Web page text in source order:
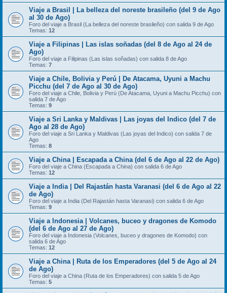
Viaje a Brasil | La belleza del noreste brasileño (del 9 de Ago
al 30 de Ago)
Foro del viaje a Brasil (La belleza del noreste brasileño) con salida 9 de Ago
Temas: 12
Viaje a Filipinas | Las islas soñadas (del 8 de Ago al 24 de
Ago)
Foro del viaje a Filipinas (Las islas soñadas) con salida 8 de Ago
Temas: 7
Viaje a Chile, Bolivia y Perú | De Atacama, Uyuni a Machu
Picchu (del 7 de Ago al 30 de Ago)
Foro del viaje a Chile, Bolivia y Perú (De Atacama, Uyuni a Machu Picchu) con
salida 7 de Ago
Temas: 9
Viaje a Sri Lanka y Maldivas | Las joyas del Indico (del 7 de
Ago al 28 de Ago)
Foro del viaje a Sri Lanka y Maldivas (Las joyas del Indico) con salida 7 de
Ago
Temas: 8
Viaje a China | Escapada a China (del 6 de Ago al 22 de Ago)
Foro del viaje a China (Escapada a China) con salida 6 de Ago
Temas: 12
Viaje a India | Del Rajastán hasta Varanasi (del 6 de Ago al 22
de Ago)
Foro del viaje a India (Del Rajastán hasta Varanasi) con salida 6 de Ago
Temas: 9
Viaje a Indonesia | Volcanes, buceo y dragones de Komodo
(del 6 de Ago al 27 de Ago)
Foro del viaje a Indonesia (Volcanes, buceo y dragones de Komodo) con
salida 6 de Ago
Temas: 12
Viaje a China | Ruta de los Emperadores (del 5 de Ago al 24
de Ago)
Foro del viaje a China (Ruta de los Emperadores) con salida 5 de Ago
Temas: 5